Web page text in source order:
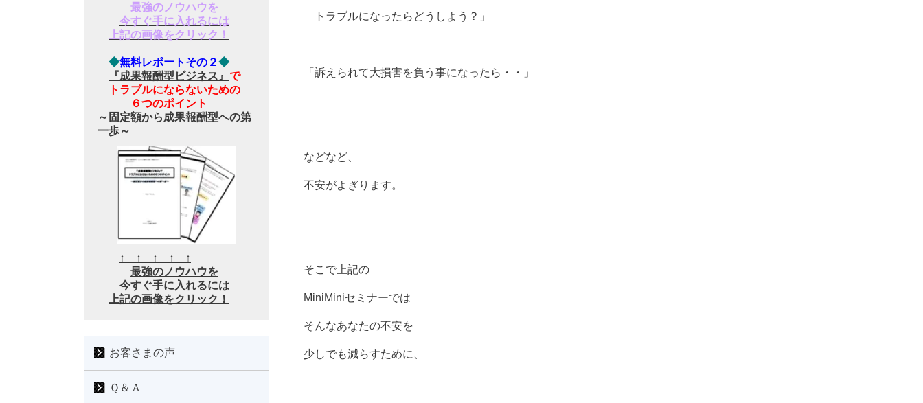
トラブルになったらどうしよう？」
「訴えられて大損害を負う事になったら・・」
などなど、
不安がよぎります。
そこで上記の
MiniMiniセミナーでは
そんなあなたの不安を
少しでも減らすために、
最強のノウハウを
今すぐ手に入れるには
上記の画像をクリック！
◆無料レポートその２◆
『成果報酬型ビジネス』 で
トラブルにならないための
６つのポイント
～固定額から成果報酬型への第
一歩～
↑ ↑ ↑ ↑ ↑
最強のノウハウを
今すぐ手に入れるには
上記の画像をクリック！
お客さまの声
Ｑ＆Ａ